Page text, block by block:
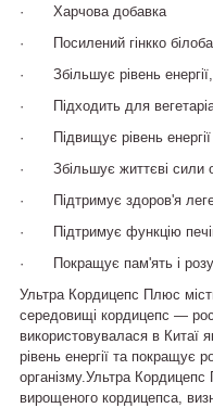
·
Харчова добавка
·
Посилений гінкко
·
Збільшує рівень
·
Підходить для
·
Підвищує рівень
·
Збільшує життєві сили
·
Підтримує здоров'я
·
Підтримує функцію
·
Покращує пам'ять і
Ультра Кордицепс Плюс
середовищі кордицепс —
використовувалася в Китаї
рівень енергії та покращує
організму.Ультра
вирощеного кордицепса,